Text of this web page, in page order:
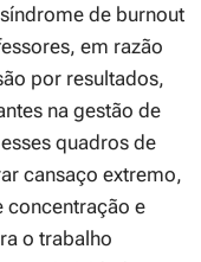
de burnout
em razão
por resultados,
na gestão de
quadros de
cansaço extremo,
concentração e
o trabalho